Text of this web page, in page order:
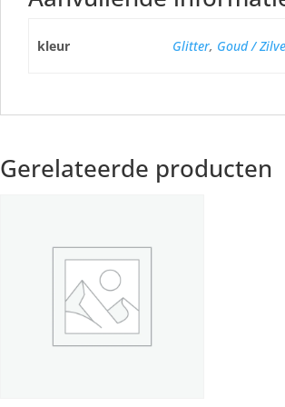
kleur Glitter, Goud /
Gerelateerde producten